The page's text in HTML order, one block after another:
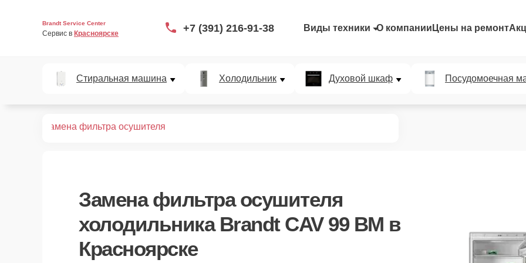
Brandt Service Center
Сервис в Красноярске +7 (391) 216-91-38 Виды техники О компании Цены на ремонт
Стиральная машина Холодильник Духовой шкаф Посудомоечная
Замена фильтра осушителя
Замена фильтра осушителя
холодильника Brandt CAV 99 BM в
Красноярске